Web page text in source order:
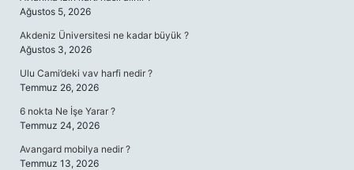
Ağustos 5, 2026
Akdeniz Üniversitesi ne kadar büyük ?
Ağustos 3, 2026
Ulu Cami’deki vav harfi nedir ?
Temmuz 26, 2026
6 nokta Ne İşe Yarar ?
Temmuz 24, 2026
Avangard mobilya nedir ?
Temmuz 13, 2026